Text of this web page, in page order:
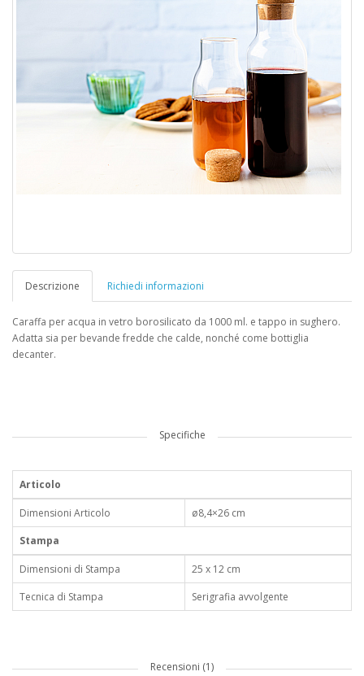
Descrizione Richiedi informazioni
Caraffa per acqua in vetro borosilicato da 1000 ml. e tappo in sughero.
Adatta sia per bevande fredde che calde, nonché come bottiglia
decanter.
Specifiche
Articolo
Dimensioni Articolo
ø8,4×26 cm
Stampa
Dimensioni di Stampa
25 x 12 cm
Tecnica di Stampa
Serigrafia avvolgente
Recensioni (1)